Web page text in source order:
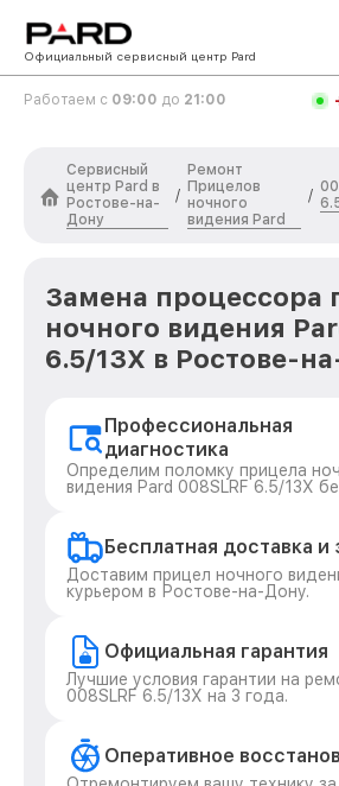
Официальный сервисный центр Pard
Работаем с 09:00 до 21:00
Сервисный
центр Pard в
Ростове-на-
Дону
/
Ремонт
Прицелов
ночного
видения Pard
/
Замена процессора
ночного видения
6.5/13X в Ростове-
Профессиональная
диагностика
Определим поломку прицела
видения Pard 008SLRF 6.5/13X
Бесплатная доставка и
Доставим прицел ночного
курьером в Ростове-на-Дону.
Официальная гарантия
Лучшие условия гарантии на
008SLRF 6.5/13X на 3 года.
Оперативное